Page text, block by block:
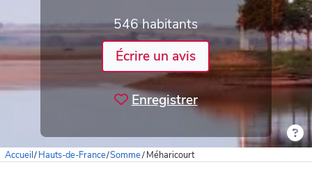
546 habitants
Écrire un avis
Enregistrer
Accueil/Hauts-de-France/Somme/Méharicourt